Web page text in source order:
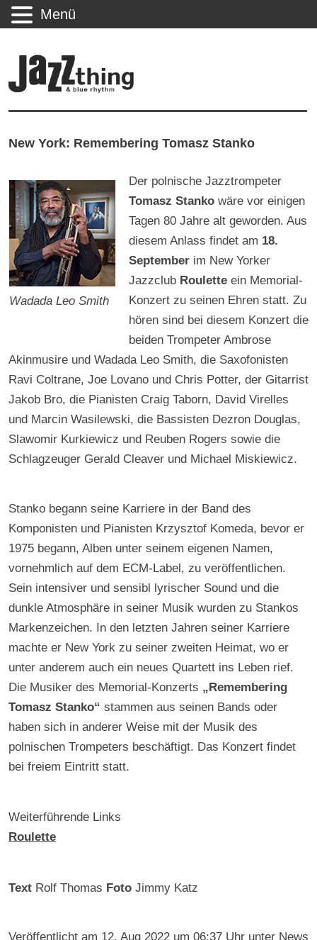
New York: Remembering Tomasz Stanko
Wadada Leo Smith
Der polnische Jazztrompeter
Tomasz Stanko wäre vor einigen
Tagen 80 Jahre alt geworden. Aus
diesem Anlass findet am 18.
September im New Yorker
Jazzclub Roulette ein Memorial-
Konzert zu seinen Ehren statt. Zu
hören sind bei diesem Konzert die
beiden Trompeter Ambrose
Akinmusire und Wadada Leo Smith, die Saxofonisten
Ravi Coltrane, Joe Lovano und Chris Potter, der Gitarrist
Jakob Bro, die Pianisten Craig Taborn, David Virelles
und Marcin Wasilewski, die Bassisten Dezron Douglas,
Slawomir Kurkiewicz und Reuben Rogers sowie die
Schlagzeuger Gerald Cleaver und Michael Miskiewicz.
Stanko begann seine Karriere in der Band des
Komponisten und Pianisten Krzysztof Komeda, bevor er
1975 begann, Alben unter seinem eigenen Namen,
vornehmlich auf dem ECM-Label, zu veröffentlichen.
Sein intensiver und sensibl lyrischer Sound und die
dunkle Atmosphäre in seiner Musik wurden zu Stankos
Markenzeichen. In den letzten Jahren seiner Karriere
machte er New York zu seiner zweiten Heimat, wo er
unter anderem auch ein neues Quartett ins Leben rief.
Die Musiker des Memorial-Konzerts „Remembering
Tomasz Stanko“ stammen aus seinen Bands oder
haben sich in anderer Weise mit der Musik des
polnischen Trompeters beschäftigt. Das Konzert findet
bei freiem Eintritt statt.
Weiterführende Links
Roulette
Text Rolf Thomas Foto Jimmy Katz
Veröffentlicht am 12. Aug 2022 um 06:37 Uhr unter News
Menü